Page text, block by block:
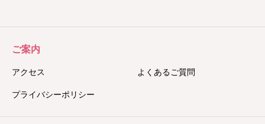
ご案内
アクセス よくあるご質問
プライバシーポリシー